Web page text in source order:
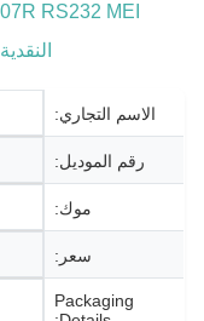
النقدية 252071022 لـ SCNL6607R MEI ATM
الاسم التجاري:
رقم الموديل:
موك:
سعر:
Packaging